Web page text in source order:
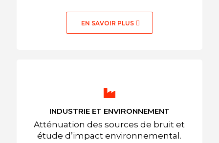
EN SAVOIR PLUS
INDUSTRIE ET ENVIRONNEMENT
Atténuation des sources de bruit et
étude d’impact environnemental.